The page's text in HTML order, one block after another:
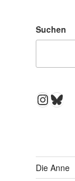
Suchen
Die Anne